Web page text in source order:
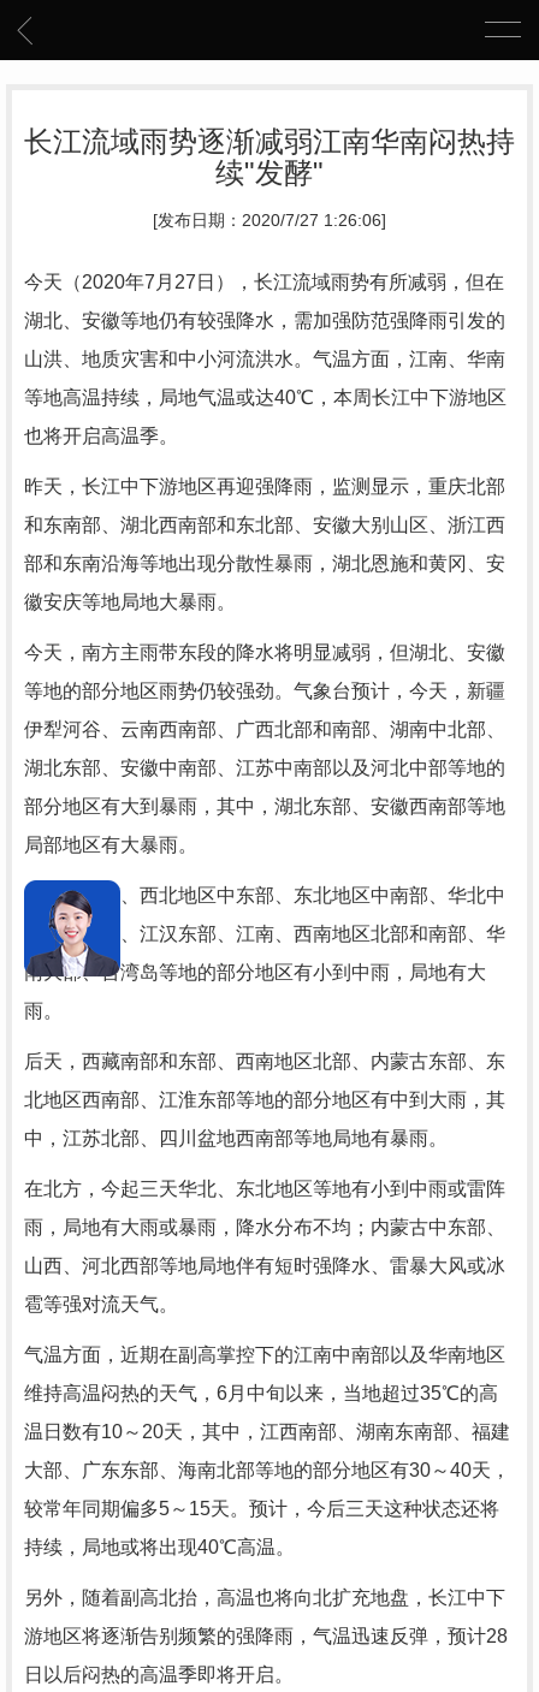
长江流域雨势逐渐减弱江南华南闷热持
续"发酵"
[发布日期：2020/7/27 1:26:06]
今天（2020年7月27日），长江流域雨势有所减弱，但在
湖北、安徽等地仍有较强降水，需加强防范强降雨引发的
山洪、地质灾害和中小河流洪水。气温方面，江南、华南
等地高温持续，局地气温或达40℃，本周长江中下游地区
也将开启高温季。
昨天，长江中下游地区再迎强降雨，监测显示，重庆北部
和东南部、湖北西南部和东北部、安徽大别山区、浙江西
部和东南沿海等地出现分散性暴雨，湖北恩施和黄冈、安
徽安庆等地局地大暴雨。
今天，南方主雨带东段的降水将明显减弱，但湖北、安徽
等地的部分地区雨势仍较强劲。气象台预计，今天，新疆
伊犁河谷、云南西南部、广西北部和南部、湖南中北部、
湖北东部、安徽中南部、江苏中南部以及河北中部等地的
部分地区有大到暴雨，其中，湖北东部、安徽西南部等地
局部地区有大暴雨。
明天，西藏、西北地区中东部、东北地区中南部、华北中
北部、江淮、江汉东部、江南、西南地区北部和南部、华
南大部、台湾岛等地的部分地区有小到中雨，局地有大
雨。
后天，西藏南部和东部、西南地区北部、内蒙古东部、东
北地区西南部、江淮东部等地的部分地区有中到大雨，其
中，江苏北部、四川盆地西南部等地局地有暴雨。
在北方，今起三天华北、东北地区等地有小到中雨或雷阵
雨，局地有大雨或暴雨，降水分布不均；内蒙古中东部、
山西、河北西部等地局地伴有短时强降水、雷暴大风或冰
雹等强对流天气。
气温方面，近期在副高掌控下的江南中南部以及华南地区
维持高温闷热的天气，6月中旬以来，当地超过35℃的高
温日数有10～20天，其中，江西南部、湖南东南部、福建
大部、广东东部、海南北部等地的部分地区有30～40天，
较常年同期偏多5～15天。预计，今后三天这种状态还将
持续，局地或将出现40℃高温。
另外，随着副高北抬，高温也将向北扩充地盘，长江中下
游地区将逐渐告别频繁的强降雨，气温迅速反弹，预计28
日以后闷热的高温季即将开启。